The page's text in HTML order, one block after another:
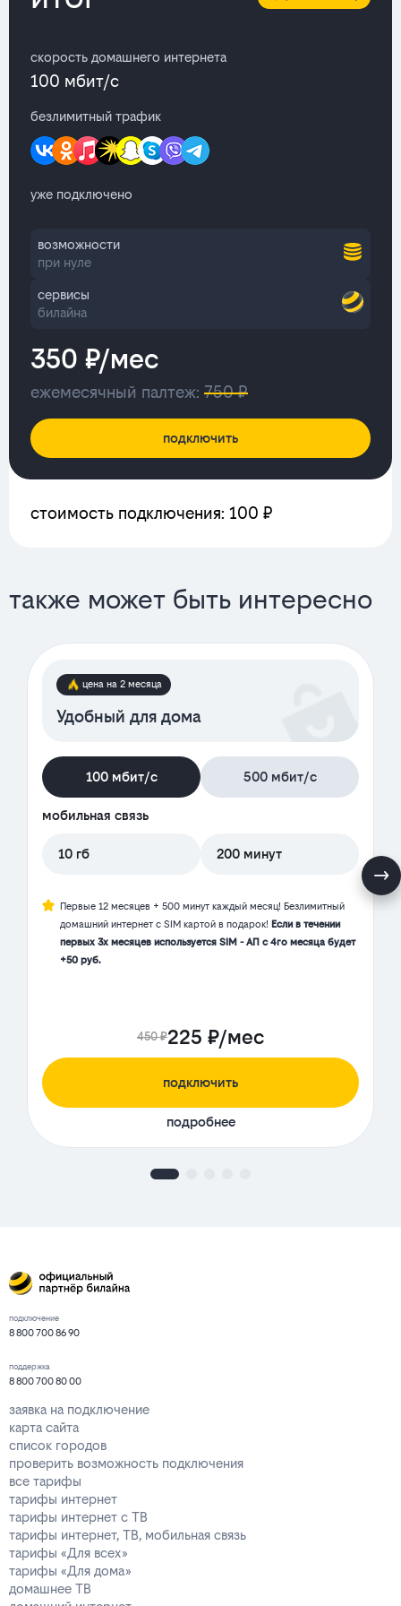
скорость домашнего интернета
100 мбит/с
безлимитный трафик
уже подключено
возможности
при нуле
сервисы
билайна
350 ₽/мес
ежемесячный палтеж: 750 ₽
подключить
стоимость подключения: 100 ₽
также может быть интересно
цена на 2 месяца
Удобный для дома
100 мбит/с 500 мбит/с
мобильная связь
10 гб 200 минут
Первые 12 месяцев + 500 минут каждый месяц! Безлимитный
домашний интернет с SIM картой в подарок! Если в течении
первых 3х месяцев используется SIM - АП с 4го месяца будет
+50 руб.
450 ₽225 ₽/мес
подключить
подробнее
подключение
8 800 700 86 90
поддержка
8 800 700 80 00
заявка на подключение
карта сайта
список городов
проверить возможность подключения
все тарифы
тарифы интернет
тарифы интернет с ТВ
тарифы интернет, ТВ, мобильная связь
тарифы «Для всех»
тарифы «Для дома»
домашнее ТВ